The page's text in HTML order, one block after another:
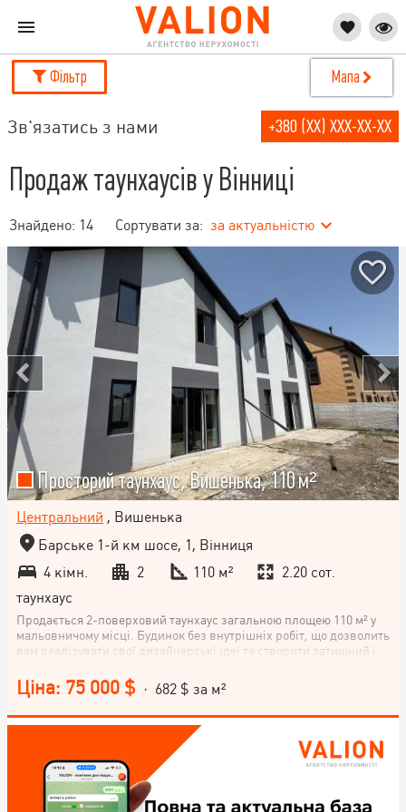
Фільтр Мапа
Зв'язатись з нами +380 (XX) XXX-XX-XX
Продаж таунхаусів у Вінниці
Знайдено: 14 Сортувати за: за актуальністю
Просторий таунхаус, Вишенька, 110 м²
Центральний , Вишенька
Барське 1-й км шосе, 1, Вінниця
4 кімн.
2 110 м²
2.20 сот.
таунхаус
Продається 2-поверховий таунхаус загальною площею 110 м² у
мальовничому місці. Будинок без внутрішніх робіт, що дозволить
вам реалізувати свої дизайнерські ідеї та створити затишний і
вода можлива підключення, опалення за власним бажанням.
Ділянка 2,20 соток, дозволить створити чудовий зелений двір,
де ви зможете відпочивати і відчувати повний релакс після
робочого дня. Запрошуємо вас на перегляд цього просторого
таунхауса і зробіть перший крок до створення вашого власного
комфортного гніздечка.
Ціна: 75 000 $ · 682 $ за м²